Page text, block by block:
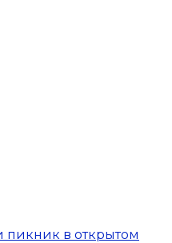
пикник в открытом